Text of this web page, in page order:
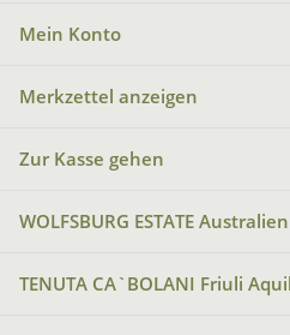
Mein Konto
Merkzettel anzeigen
Zur Kasse gehen
WOLFSBURG ESTATE Australien
TENUTA CA`BOLANI Friuli